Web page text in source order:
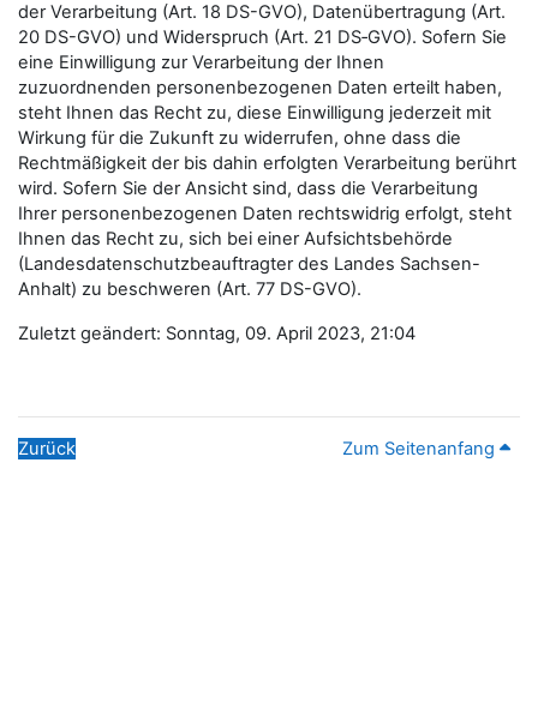
der Verarbeitung (Art. 18 DS-GVO), Datenübertragung (Art.
20 DS-GVO) und Widerspruch (Art. 21 DS‑GVO). Sofern Sie
eine Einwilligung zur Verarbeitung der Ihnen
zuzuordnenden personenbezogenen Daten erteilt haben,
steht Ihnen das Recht zu, diese Einwilligung jederzeit mit
Wirkung für die Zukunft zu widerrufen, ohne dass die
Rechtmäßigkeit der bis dahin erfolgten Verarbeitung berührt
wird. Sofern Sie der Ansicht sind, dass die Verarbeitung
Ihrer personenbezogenen Daten rechtswidrig erfolgt, steht
Ihnen das Recht zu, sich bei einer Aufsichtsbehörde
(Landesdatenschutzbeauftragter des Landes Sachsen-
Anhalt) zu beschweren (Art. 77 DS-GVO).
Zuletzt geändert: Sonntag, 09. April 2023, 21:04
Zurück Zum Seitenanfang